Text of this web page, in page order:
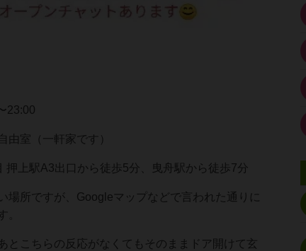
23:00
由室（一軒家です）
A3出口から徒歩5分、曳舟駅から徒歩7分
場所ですが、Googleマップなどで言われた通りに
。
とこちらの反応がなくてもそのままドア開けて玄